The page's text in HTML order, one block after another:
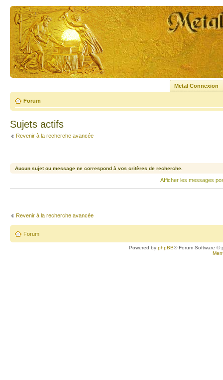
Metal Connexion
Forum
Sujets actifs
Revenir à la recherche avancée
Aucun sujet ou message ne correspond à vos critères de recherche.
Afficher les messages
Revenir à la recherche avancée
Forum
Powered byphpBB® Forum Software ©